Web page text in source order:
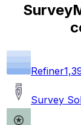
Refiner
Survey